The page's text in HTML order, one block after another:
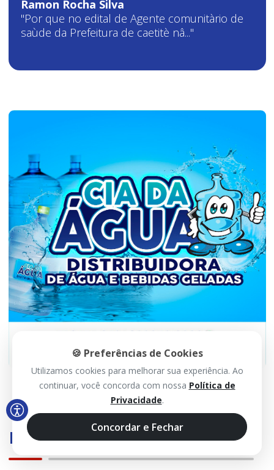
Ramon Rocha Silva
"Por que no edital de Agente comunitàrio de
saùde da Prefeitura de caetitè nâ..."
Mais Visualizadas
🍪 Preferências de Cookies
Utilizamos cookies para melhorar sua experiência. Ao
continuar, você concorda com nossa Política de
Privacidade.
Concordar e Fechar